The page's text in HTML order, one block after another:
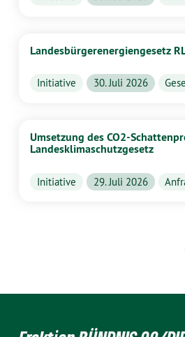
Landesbürgerenergiengesetz
Initiative 30. Juli 2026
Umsetzung des CO2-
Landesklimaschutzgesetz
Initiative 29. Juli 2026